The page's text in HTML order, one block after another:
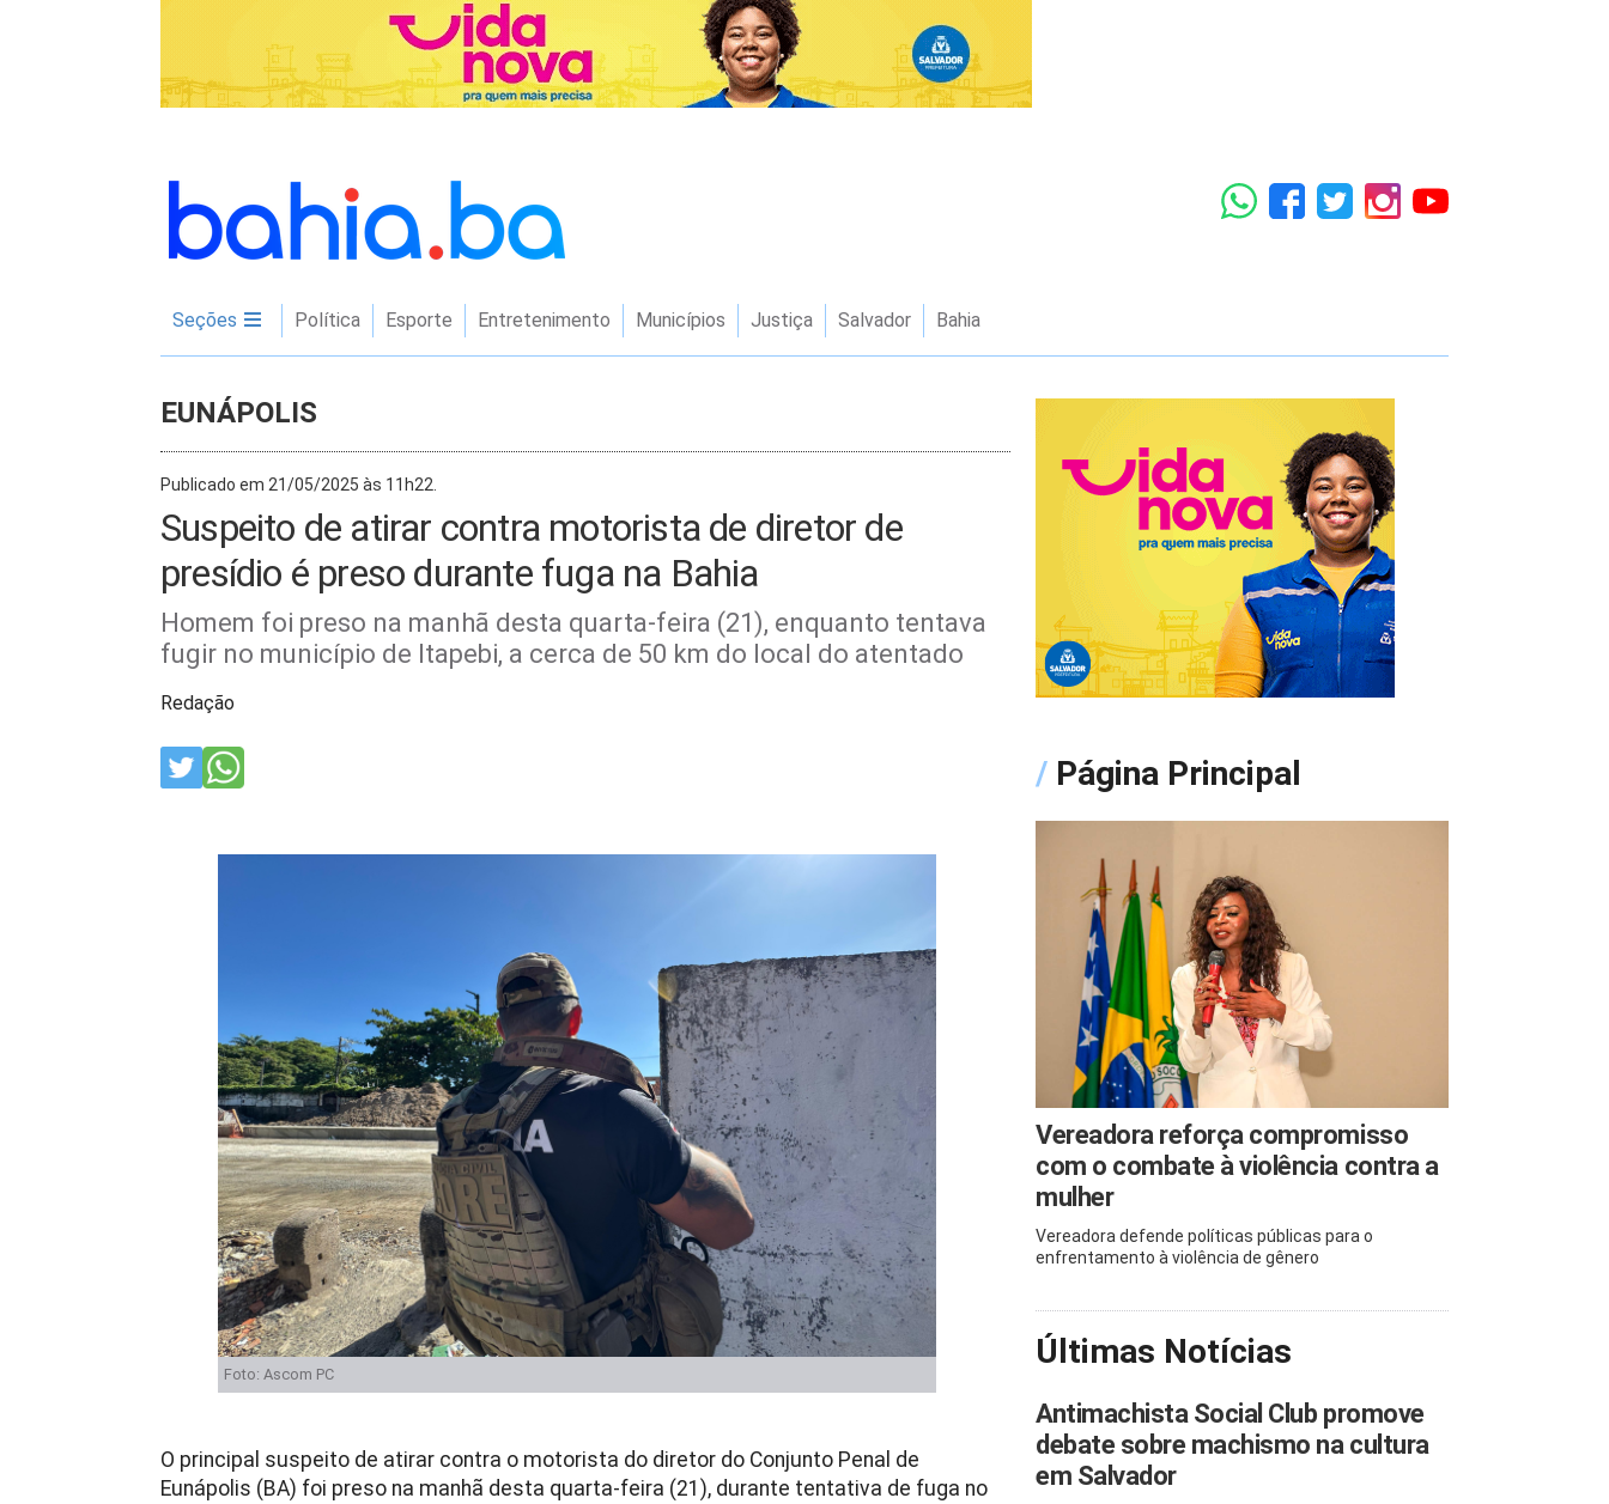
Seções Política Esporte Entretenimento Municípios Justiça Salvador Bahia
EUNÁPOLIS
Publicado em 21/05/2025 às 11h22.
Suspeito de atirar contra motorista de diretor de
presídio é preso durante fuga na Bahia
Homem foi preso na manhã desta quarta-feira (21), enquanto tentava
fugir no município de Itapebi, a cerca de 50 km do local do atentado
Redação
Foto: Ascom PC
O principal suspeito de atirar contra o motorista do diretor do Conjunto Penal de
Eunápolis (BA) foi preso na manhã desta quarta-feira (21), durante tentativa de fuga no
/ Página Principal
Vereadora reforça compromisso
com o combate à violência contra a
mulher
Vereadora defende políticas públicas para o
enfrentamento à violência de gênero
Últimas Notícias
Antimachista Social Club promove
debate sobre machismo na cultura
em Salvador